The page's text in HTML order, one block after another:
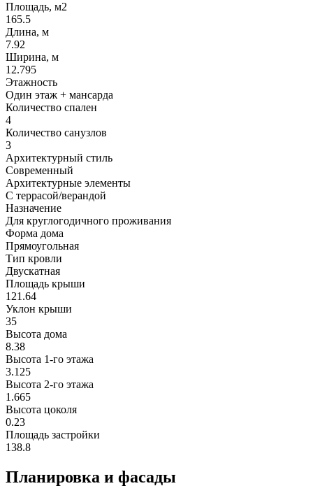
Площадь, м2
165.5
Длина, м
7.92
Ширина, м
12.795
Этажность
Один этаж + мансарда
Количество спален
4
Количество санузлов
3
Архитектурный стиль
Современный
Архитектурные элементы
С террасой/верандой
Назначение
Для круглогодичного проживания
Форма дома
Прямоугольная
Тип кровли
Двускатная
Площадь крыши
121.64
Уклон крыши
35
Высота дома
8.38
Высота 1-го этажа
3.125
Высота 2-го этажa
1.665
Высота цоколя
0.23
Площадь застройки
138.8
Планировка и фасады